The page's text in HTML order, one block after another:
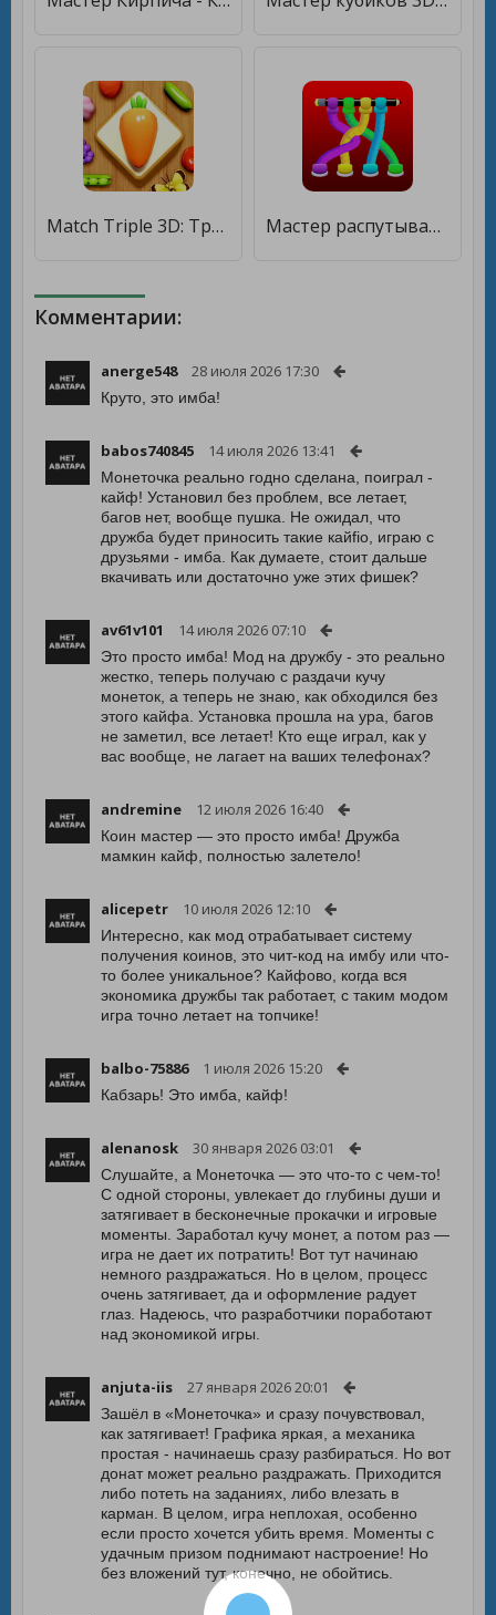
Match Triple 3D: Тройной мастер-подбор 3D [Много монет] Мастер распутывания в 3D [Много монет]
Комментарии:
anerge548 28 июля 2026 17:30
Круто, это имба!
babos740845 14 июля 2026 13:41
Монеточка реально годно сделана, поиграл -
кайф! Установил без проблем, все летает,
багов нет, вообще пушка. Не ожидал, что
дружба будет приносить такие кайfio, играю с
друзьями - имба. Как думаете, стоит дальше
вкачивать или достаточно уже этих фишек?
av61v101 14 июля 2026 07:10
Это просто имба! Мод на дружбу - это реально
жестко, теперь получаю с раздачи кучу
монеток, а теперь не знаю, как обходился без
этого кайфа. Установка прошла на ура, багов
не заметил, все летает! Кто еще играл, как у
вас вообще, не лагает на ваших телефонах?
andremine 12 июля 2026 16:40
Коин мастер — это просто имба! Дружба
мамкин кайф, полностью залетело!
alicepetr 10 июля 2026 12:10
Интересно, как мод отрабатывает систему
получения коинов, это чит-код на имбу или что-
то более уникальное? Кайфово, когда вся
экономика дружбы так работает, с таким модом
игра точно летает на топчике!
balbo-75886 1 июля 2026 15:20
Кабзарь! Это имба, кайф!
alenanosk 30 января 2026 03:01
Слушайте, а Монеточка — это что-то с чем-то!
С одной стороны, увлекает до глубины души и
затягивает в бесконечные прокачки и игровые
моменты. Заработал кучу монет, а потом раз —
игра не дает их потратить! Вот тут начинаю
немного раздражаться. Но в целом, процесс
очень затягивает, да и оформление радует
глаз. Надеюсь, что разработчики поработают
над экономикой игры.
anjuta-iis 27 января 2026 20:01
Зашёл в «Монеточка» и сразу почувствовал,
как затягивает! Графика яркая, а механика
простая - начинаешь сразу разбираться. Но вот
донат может реально раздражать. Приходится
либо потеть на заданиях, либо влезать в
карман. В целом, игра неплохая, особенно
если просто хочется убить время. Моменты с
удачным призом поднимают настроение! Но
без вложений тут, конечно, не обойтись.